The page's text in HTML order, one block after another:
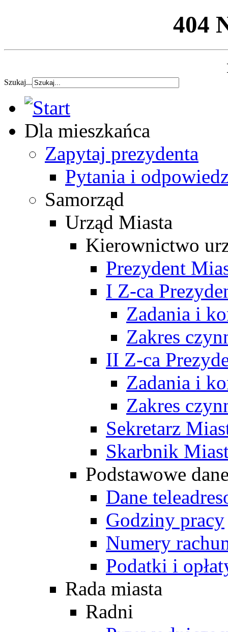
404
Szukaj...
Dla mieszkańca
Zapytaj prezydenta
Pytania i
Samorząd
Urząd Miasta
Kierownictwo
Prezydent
I Z-ca
Zadania i
Zakres
II Z-ca
Zadania i
Zakres
Sekretarz
Skarbnik
Podstawowe
Dane
Godziny pracy
Numery
Podatki i
Rada miasta
Radni